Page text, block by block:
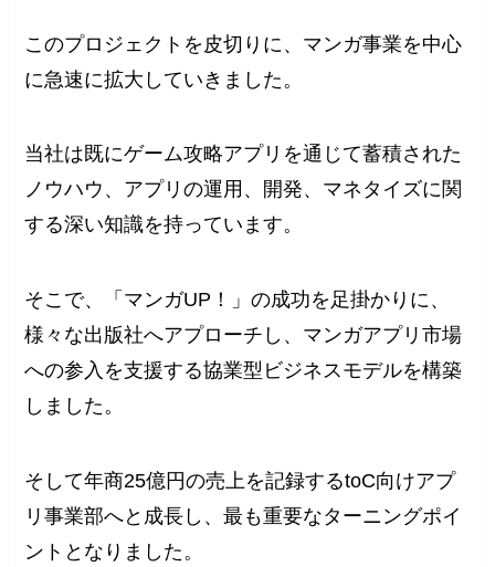
このプロジェクトを皮切りに、マンガ事業を中心
に急速に拡大していきました。
当社は既にゲーム攻略アプリを通じて蓄積された
ノウハウ、アプリの運用、開発、マネタイズに関
する深い知識を持っています。
そこで、「マンガUP！」の成功を足掛かりに、
様々な出版社へアプローチし、マンガアプリ市場
への参入を支援する協業型ビジネスモデルを構築
しました。
そして年商25億円の売上を記録するtoC向けアプ
リ事業部へと成長し、最も重要なターニングポイ
ントとなりました。